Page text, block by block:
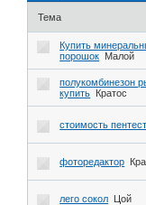
Тема
Купить
порошок Малой
полукомбинезон
купить Кратос
стоимость
фоторедактор
лего сокол Цой